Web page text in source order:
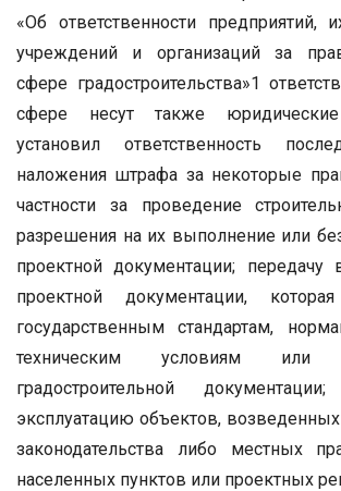
«Об ответственности предприятий,
учреждений и организаций за
сфере градостроительства»1
сфере несут также
установил ответственность
наложения штрафа за некоторые
частности за проведение
разрешения на их выполнение или
проектной документации; передачу
проектной документации,
государственным стандартам,
техническим условиям или
градостроительной
эксплуатацию объектов,
законодательства либо местных
населенных пунктов или проектных